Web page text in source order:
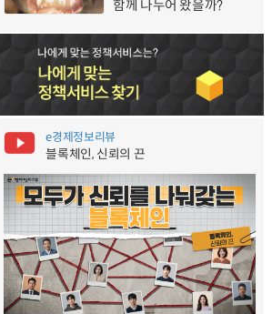
함께 나누어 왔을까?
e경제정보리뷰
블록체인, 신뢰의 끈